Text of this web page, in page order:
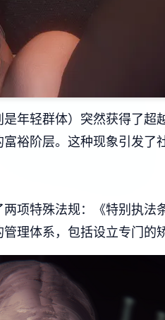
年轻群体）突然获得了
裕阶层。这种现象引发了
项特殊法规：《特别执
理体系，包括设立专门的